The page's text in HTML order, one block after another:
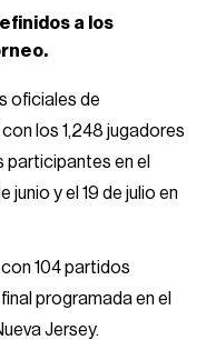
a los
oficiales de
los 1,248 jugadores
participantes en el
junio y el 19 de julio en
104 partidos
programada en el
Jersey.